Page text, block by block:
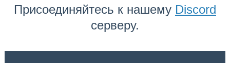
Присоединяйтесь к нашему Discord
серверу.